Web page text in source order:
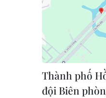
Thành phố
đội Biên